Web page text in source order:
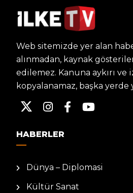
Web sitemizde yer alan
alınmadan, kaynak
edilemez. Kanuna aykırı ve
kopyalanamaz, başka yerde
HABERLER
Dünya – Diplomasi
Kültür Sanat